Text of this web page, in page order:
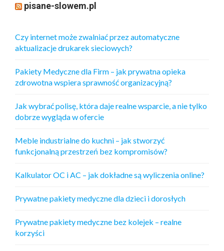
pisane-slowem.pl
Czy internet może zwalniać przez automatyczne
aktualizacje drukarek sieciowych?
Pakiety Medyczne dla Firm – jak prywatna opieka
zdrowotna wspiera sprawność organizacyjną?
Jak wybrać polisę, która daje realne wsparcie, a nie tylko
dobrze wygląda w ofercie
Meble industrialne do kuchni – jak stworzyć
funkcjonalną przestrzeń bez kompromisów?
Kalkulator OC i AC – jak dokładne są wyliczenia online?
Prywatne pakiety medyczne dla dzieci i dorosłych
Prywatne pakiety medyczne bez kolejek – realne
korzyści